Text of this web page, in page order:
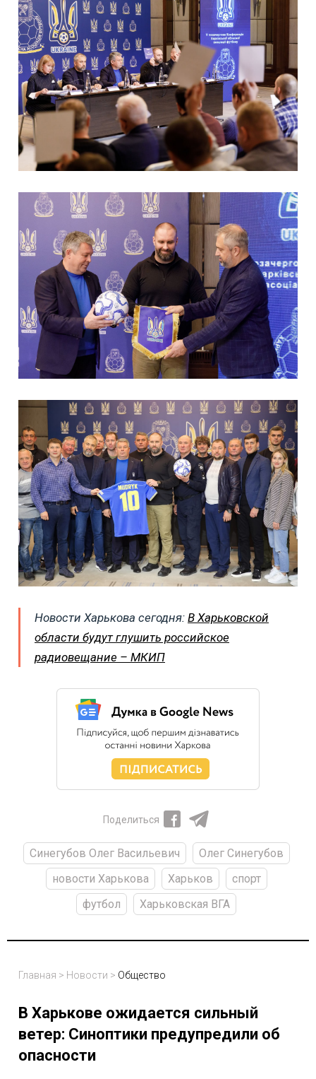
Новости Харькова сегодня: В Харьковской
области будут глушить российское
радиовещание – МКИП
Поделиться
Синегубов Олег Васильевич
Олег Синегубов
новости Харькова
Харьков
спорт
футбол
Харьковская ВГА
Главная > Новости > Общество
В Харькове ожидается сильный
ветер: Синоптики предупредили об
опасности